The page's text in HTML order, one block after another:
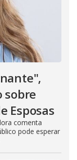
sobre
Esposas
comenta
pode esperar